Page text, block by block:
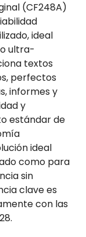
(CF248A)
ideal
ultra-
textos
perfectos
informes y
y
estándar de
ideal
como para
sin
clave es
con las